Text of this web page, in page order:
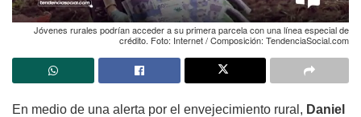
Jóvenes rurales podrían acceder a su primera parcela con una línea especial de
crédito. Foto: Internet / Composición: TendenciaSocial.com
En medio de una alerta por el envejecimiento rural, Daniel